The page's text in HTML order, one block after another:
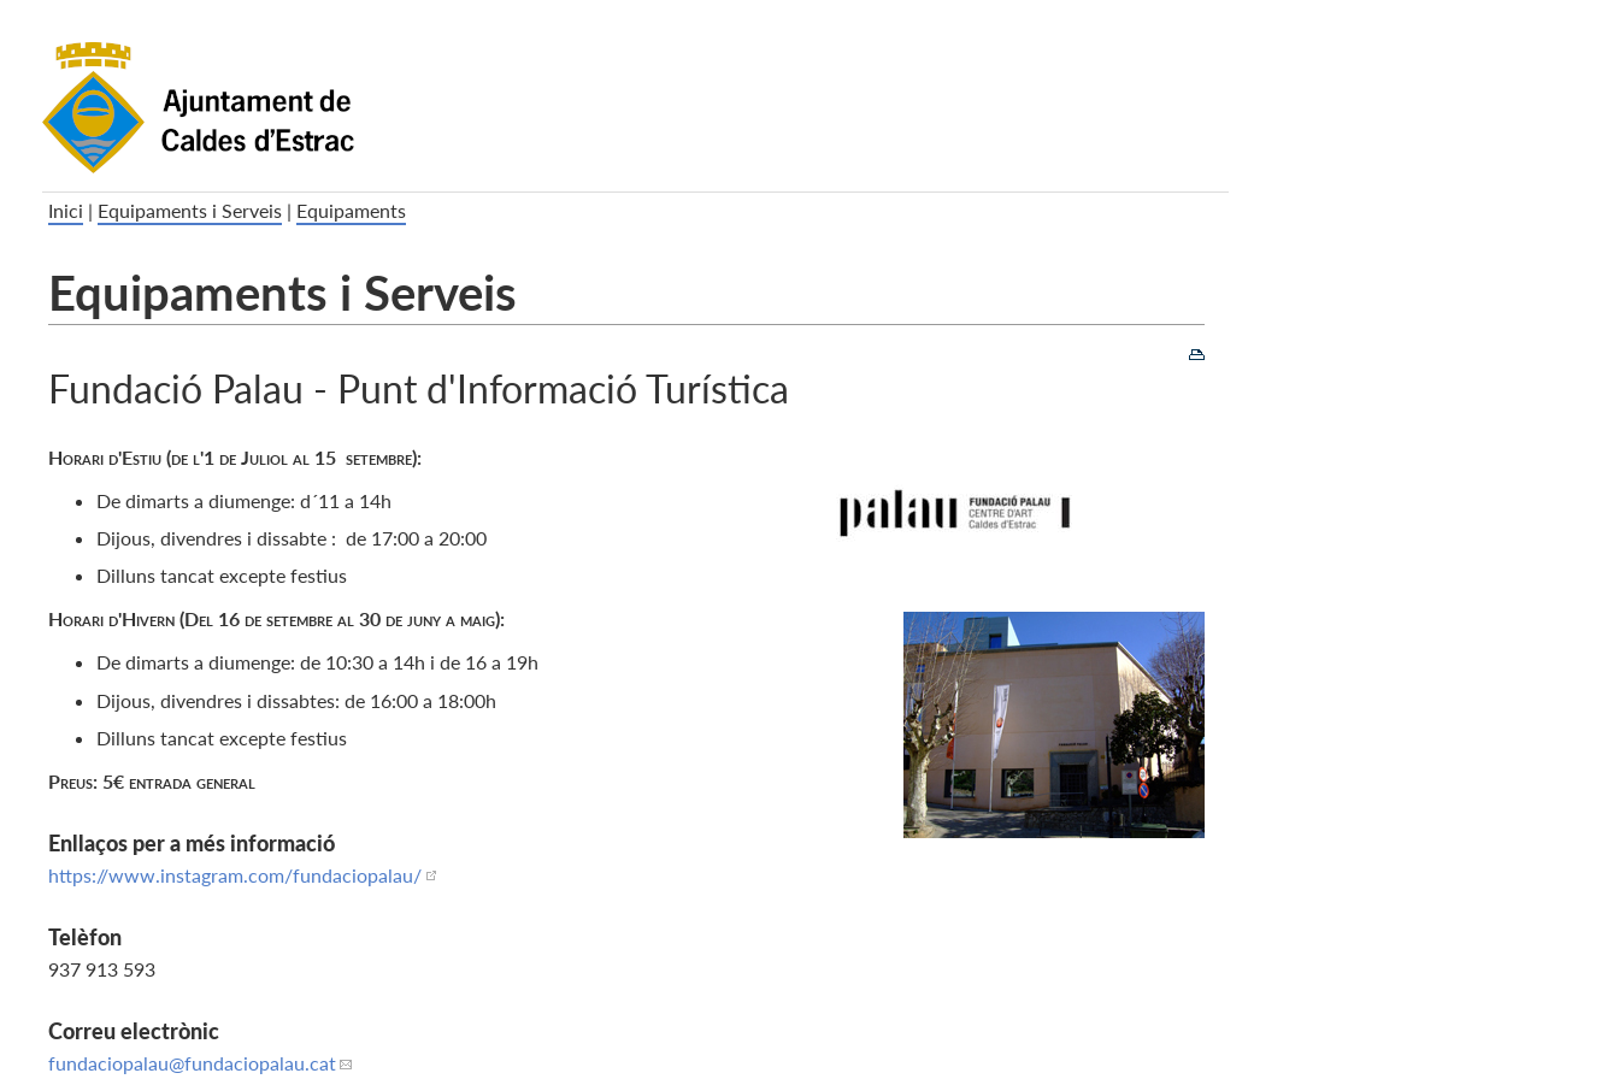
Inici | Equipaments i Serveis | Equipaments
Equipaments i Serveis
Fundació Palau - Punt d'Informació Turística
Horari d'Estiu (de l'1 de Juliol al 15 setembre):
De dimarts a diumenge: d´11 a 14h
Dijous, divendres i dissabte : de 17:00 a 20:00
Dilluns tancat excepte festius
Horari d'Hivern (Del 16 de setembre al 30 de juny a maig):
De dimarts a diumenge: de 10:30 a 14h i de 16 a 19h
Dijous, divendres i dissabtes: de 16:00 a 18:00h
Dilluns tancat excepte festius
Preus: 5€ entrada general
Enllaços per a més informació
https://www.instagram.com/fundaciopalau/
Telèfon
937 913 593
Correu electrònic
fundaciopalau@fundaciopalau.cat